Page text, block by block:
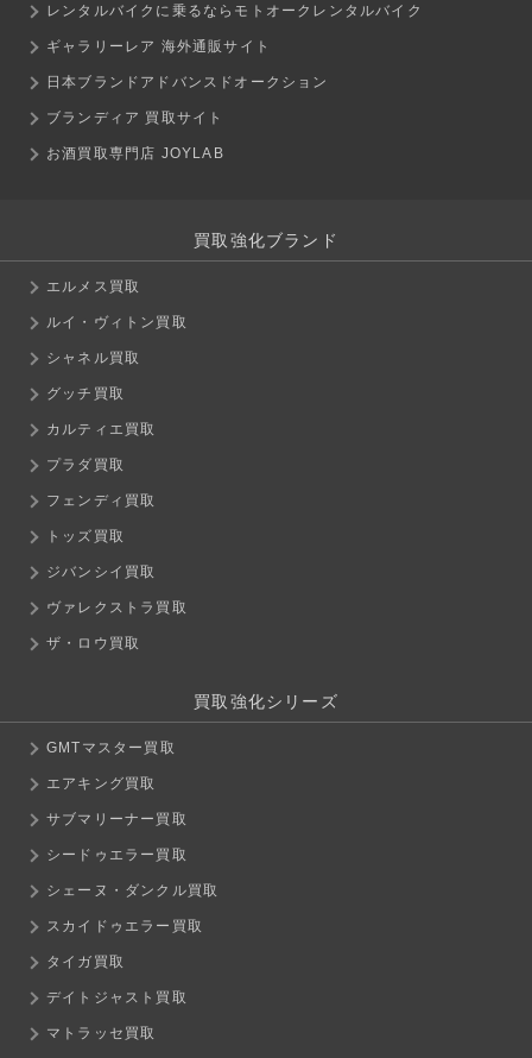
レンタルバイクに乗るならモトオークレンタルバイク
ギャラリーレア 海外通販サイト
日本ブランドアドバンスドオークション
ブランディア 買取サイト
お酒買取専門店 JOYLAB
買取強化ブランド
エルメス買取
ルイ・ヴィトン買取
シャネル買取
グッチ買取
カルティエ買取
プラダ買取
フェンディ買取
トッズ買取
ジバンシイ買取
ヴァレクストラ買取
ザ・ロウ買取
買取強化シリーズ
GMTマスター買取
エアキング買取
サブマリーナー買取
シードゥエラー買取
シェーヌ・ダンクル買取
スカイドゥエラー買取
タイガ買取
デイトジャスト買取
マトラッセ買取